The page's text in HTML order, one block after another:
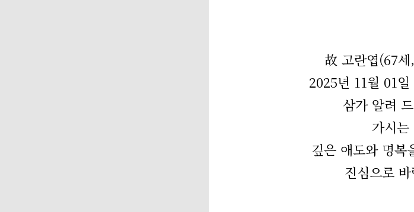
故 고란엽(67
2025년 11월 01
삼가 알려
가시는
깊은 애도와 명복
진심으로